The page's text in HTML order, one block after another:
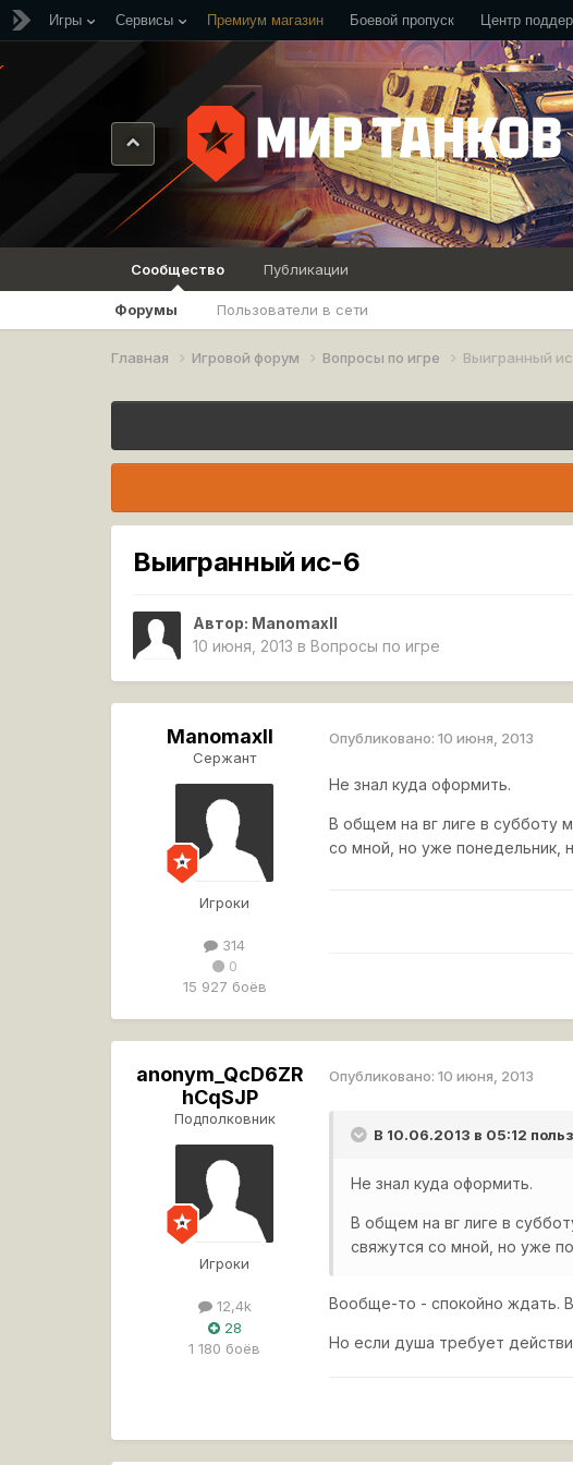
Игры Сервисы Премиум магазин Боевой пропуск Центр
Сообщество
Форумы Пользователи в сети
Публикации
Главная Игровой форум Вопросы по игре Выигранный
Выигранный ис-6
Автор: ManomaxII
10 июня, 2013 в Вопросы по игре
ManomaxII
Сержант
Игроки
314
0
15 927 боёв
Опубликовано:10 июня, 2013
Не знал куда оформить.
В общем на вг лиге в субботу
со мной, но уже понедельник,
anonym_QcD6ZR
hCqSJP
Подполковник
Игроки
12,4k
28
1 180 боёв
Опубликовано:10 июня, 2013
В 10.06.2013 в 05:12
Не знал куда оформить.
В общем на вг лиге в
свяжутся со мной, но уже
Вообще-то - спокойно ждать.
Но если душа требует